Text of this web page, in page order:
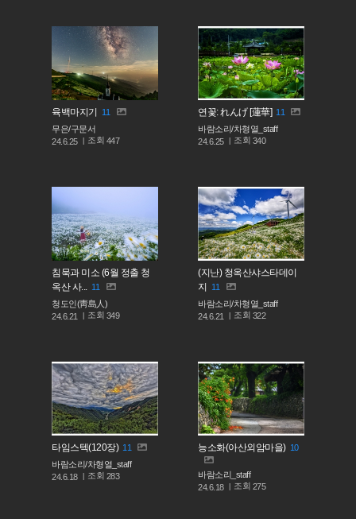
육백마지기
11
무은/구문서
24.6.25
조회 447
연꽃: れんげ [蓮華] 11
바람소리/차형열_staff
24.6.25
조회 340
침묵과 미소 (6월 정출 청
옥산 사... 11
청도인(靑島人)
24.6.21
조회 349
(지난) 청옥산샤스타데이
지
11
바람소리/차형열_staff
24.6.21
조회 322
타임스텍(120장) 11
바람소리/차형열_staff
24.6.18
조회 283
능소화(아산외암마을) 10
바람소리_staff
24.6.18
조회 275